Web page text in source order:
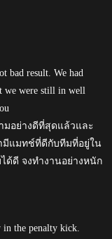
bad result. We had
we were still in well
มอย่างดีที่สุดแล้วและ
มีแมทช์ที่ดีกับทีมที่อยู่ใน
ด้ดี จงทำงานอย่างหนัก
the penalty kick.